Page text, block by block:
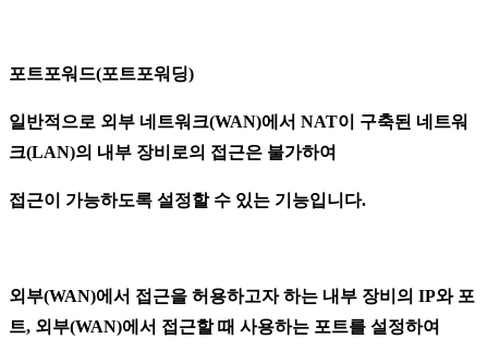
포트포워드(포트포워딩)
일반적으로 외부 네트워크(WAN)에서 NAT이 구축된 네트워
크(LAN)의 내부 장비로의 접근은 불가하여
접근이 가능하도록 설정할 수 있는 기능입니다.
외부(WAN)에서 접근을 허용하고자 하는 내부 장비의 IP와 포
트, 외부(WAN)에서 접근할 때 사용하는 포트를 설정하여